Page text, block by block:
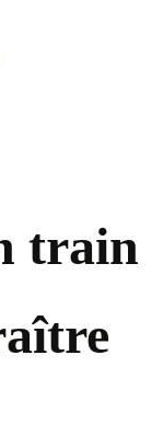
train